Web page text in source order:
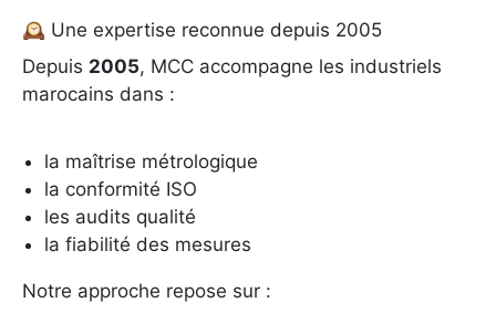
🕰️ Une expertise reconnue depuis 2005
Depuis 2005, MCC accompagne les industriels
marocains dans :
la maîtrise métrologique
la conformité ISO
les audits qualité
la fiabilité des mesures
Notre approche repose sur :